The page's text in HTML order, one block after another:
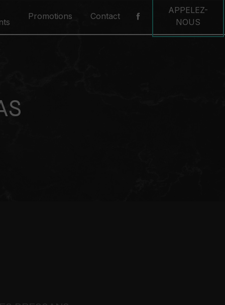
Promotions Contact
APPELEZ-
NOUS